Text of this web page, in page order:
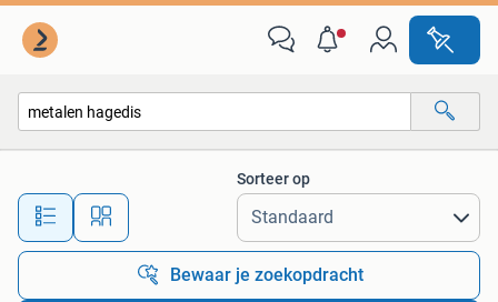
Alle afstanden…
Sorteer op
Bewaar je zoekopdracht